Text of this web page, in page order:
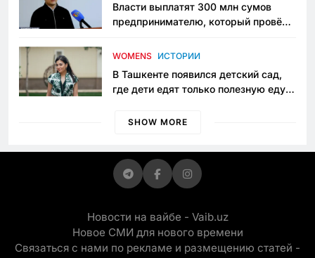
Власти выплатят 300 млн сумов
предпринимателю, который провёл
приговору
WOMENS ИСТОРИИ
В Ташкенте появился детский сад,
где дети едят только полезную еду.
просить «кашу без сахара»
SHOW MORE
Новости на вайбе - Vaib.uz
Новое СМИ для нового времени
Связаться с нами по рекламе и размещению статей -